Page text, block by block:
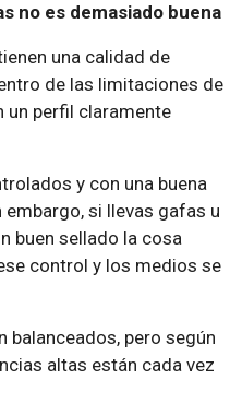
no es demasiado buena
una calidad de
de las limitaciones de
un perfil claramente
y con una buena
si llevas gafas u
buen sellado la cosa
control y los medios se
balanceados, pero según
altas están cada vez